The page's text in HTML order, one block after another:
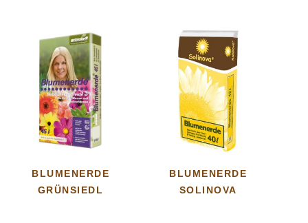
BLUMENERDE
GRÜNSIEDL
BLUMENERDE
SOLINOVA